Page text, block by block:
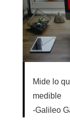
Mide lo
medible
-Galileo